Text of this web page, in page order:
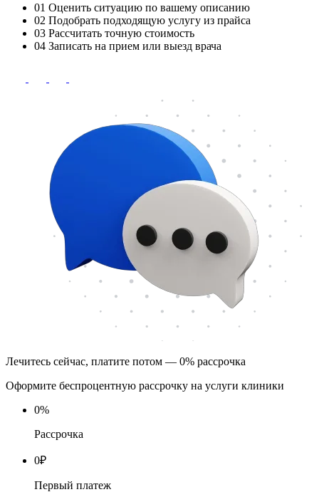
01 Оценить ситуацию по вашему описанию
02 Подобрать подходящую услугу из прайса
03 Рассчитать точную стоимость
04 Записать на прием или выезд врача
Лечитесь сейчас, платите потом — 0% рассрочка
Оформите беспроцентную рассрочку на услуги клиники
0%
Рассрочка
0₽
Первый платеж